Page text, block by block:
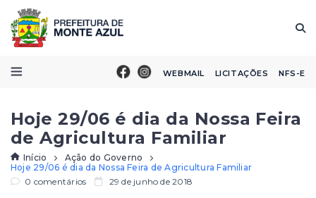
WEBMAIL LICITAÇÕES NFS-E
Hoje 29/06 é dia da Nossa Feira
de Agricultura Familiar
Início
Ação do Governo
Hoje 29/06 é dia da Nossa Feira de Agricultura Familiar
0 comentários
29 de junho de 2018